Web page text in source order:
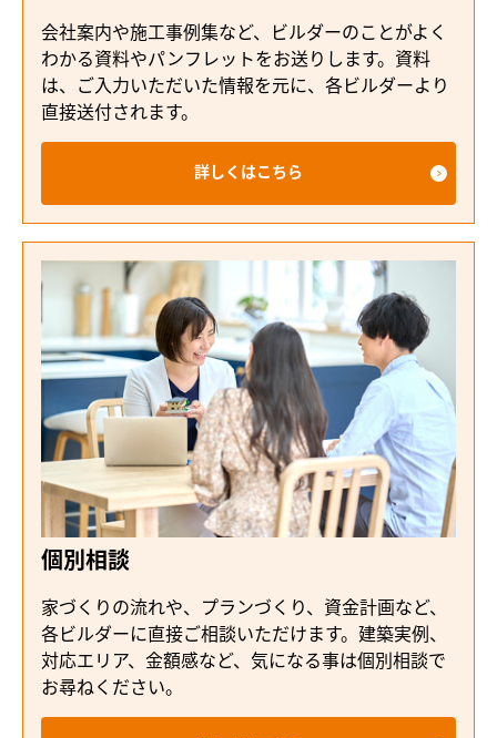
会社案内や施工事例集など、ビルダーのことがよく
わかる資料やパンフレットをお送りします。資料
は、ご入力いただいた情報を元に、各ビルダーより
直接送付されます。
詳しくはこちら
個別相談
家づくりの流れや、プランづくり、資金計画など、
各ビルダーに直接ご相談いただけます。建築実例、
対応エリア、金額感など、気になる事は個別相談で
お尋ねください。